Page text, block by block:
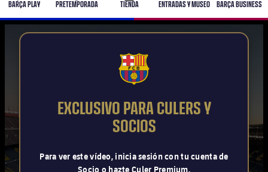
BARÇA PLAY PRETEMPORADA TIENDA ENTRADAS Y MUSEO BARÇA BUSINESS
Actualidad
Barça Atlètic
plusicon
más
FCB Barcelona badge
EXCLUSIVO PARA CULERS Y
SOCIOS
Para ver este vídeo, inicia sesión con tu cuenta de
Socio o hazte Culer Premium.